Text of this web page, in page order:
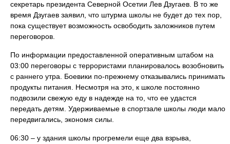
секретарь президента Северной Осетии Лев Дзугаев. В то же
время Дзугаев заявил, что штурма школы не будет до тех пор,
пока существует возможность освободить заложников путем
переговоров.
По информации предоставленной оперативным штабом на
03:00 переговоры с террористами планировалось возобновить
с раннего утра. Боевики по-прежнему отказывались принимать
продукты питания. Несмотря на это, к школе постоянно
подвозили свежую еду в надежде на то, что ее удастся
передать детям. Удерживаемые в спортзале школы люди мало
передвигались, экономя силы.
06:30 – у здания школы прогремели еще два взрыва,